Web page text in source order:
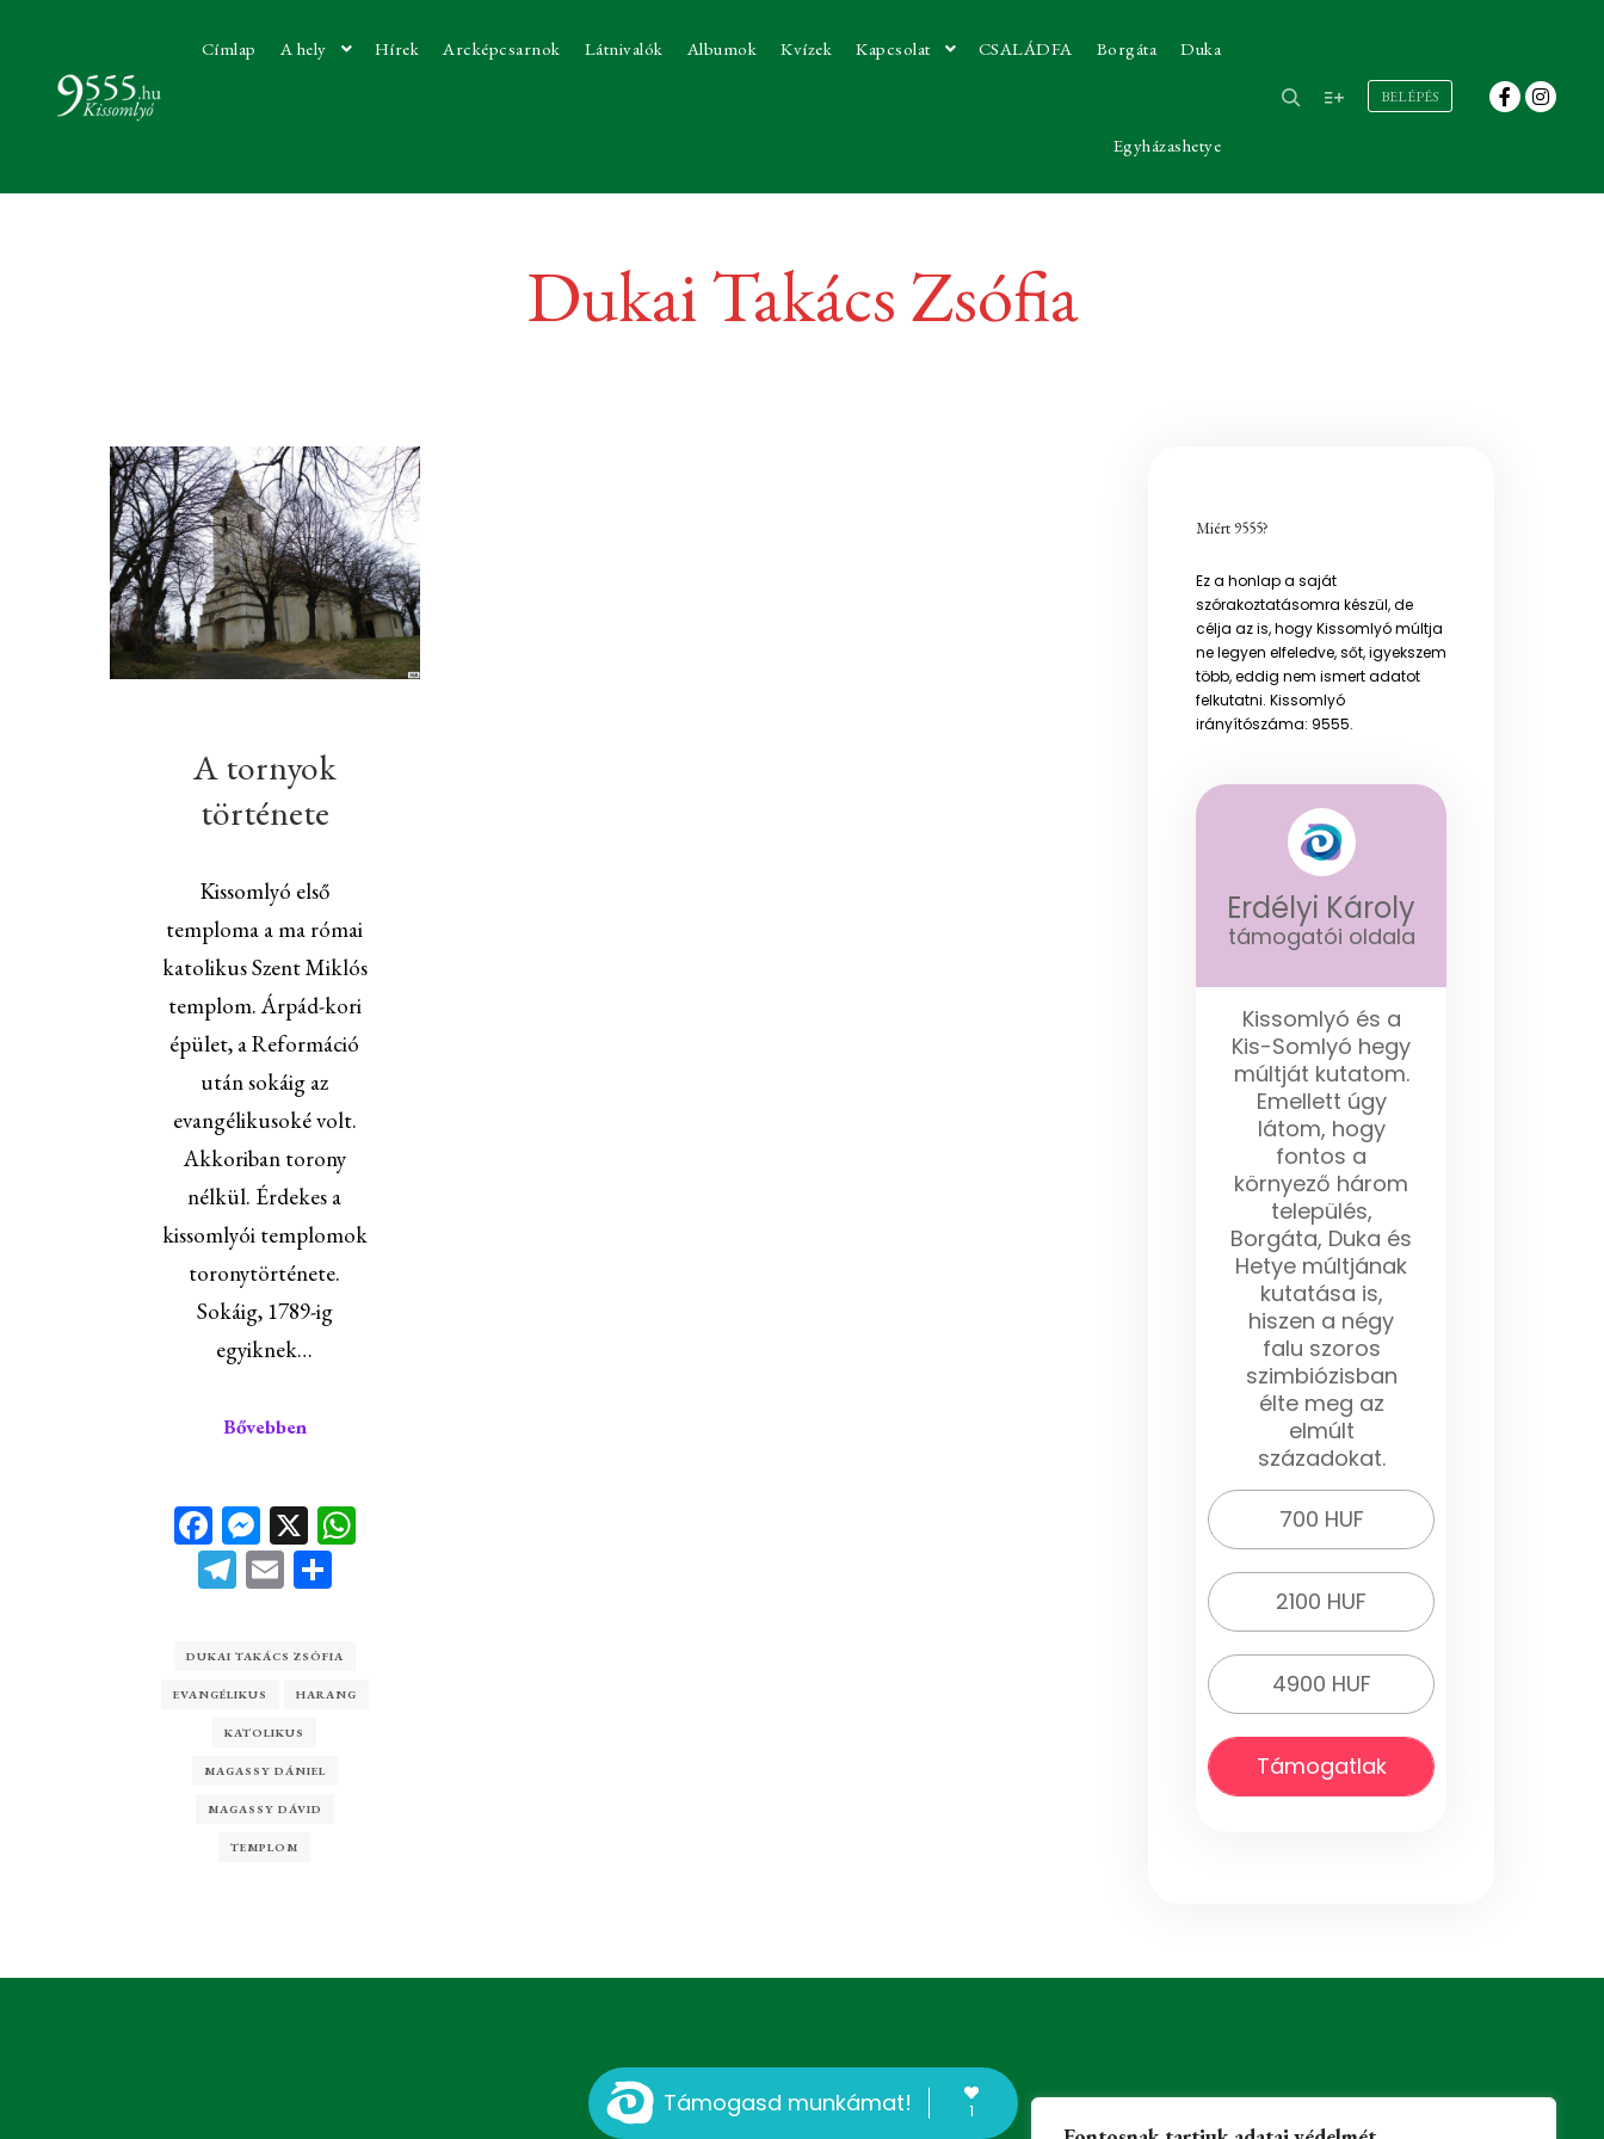
Címlap A hely Hírek Arcképcsarnok Látnivalók Albumok Kvízek Kapcsolat CSALÁDFA Borgáta Duka
Egyházashetye
BELÉPÉS
Dukai Takács Zsófia
A tornyok
története
Kissomlyó első
temploma a ma római
katolikus Szent Miklós
templom. Árpád-kori
épület, a Reformáció
után sokáig az
evangélikusoké volt.
Akkoriban torony
nélkül. Érdekes a
kissomlyói templomok
toronytörténete.
Sokáig, 1789-ig
egyiknek…
Bővebben
Facebook
Messenger
X WhatsApp
Telegram
EmailOssza
DUKAI TAKÁCS ZSÓFIA
EVANGÉLIKUS HARANG
KATOLIKUS
MAGASSY DÁNIEL
MAGASSY DÁVID
TEMPLOM
Miért 9555?
Ez a honlap a saját
szórakoztatásomra készül, de
célja az is, hogy Kissomlyó múltja
ne legyen elfeledve, sőt, igyekszem
több, eddig nem ismert adatot
felkutatni. Kissomlyó
irányítószáma: 9555.
Erdélyi Károly
támogatói oldala
Kissomlyó és a
Kis-Somlyó hegy
múltját kutatom.
Emellett úgy
látom, hogy
fontos a
környező három
település,
Borgáta, Duka és
Hetye múltjának
kutatása is,
hiszen a négy
falu szoros
szimbiózisban
élte meg az
elmúlt
századokat.
700 HUF
2100 HUF
4900 HUF
Támogatlak
Támogasd munkámat! 1